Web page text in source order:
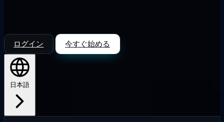
ログイン 今すぐ始める
日本語